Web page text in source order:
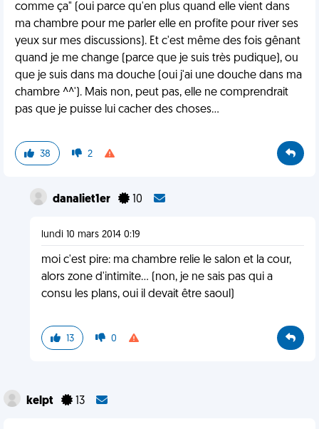
comme ça" (oui parce qu'en plus quand elle vient dans
ma chambre pour me parler elle en profite pour river ses
yeux sur mes discussions). Et c'est même des fois gênant
quand je me change (parce que je suis très pudique), ou
que je suis dans ma douche (oui j'ai une douche dans ma
chambre ^^'). Mais non, peut pas, elle ne comprendrait
pas que je puisse lui cacher des choses...
38 2
danaliet1er 10
lundi 10 mars 2014 0:19
moi c'est pire: ma chambre relie le salon et la cour,
alors zone d'intimite... (non, je ne sais pas qui a
consu les plans, oui il devait être saoul)
13 0
kelpt 13